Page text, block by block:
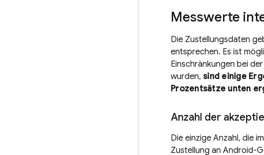
Messwerte
Die Zustellungsdaten
entsprechen. Es ist
Einschränkungen bei
wurden, sind einige
Prozentsätze unten
Anzahl der
Die einzige Anzahl, die
Zustellung an Android-